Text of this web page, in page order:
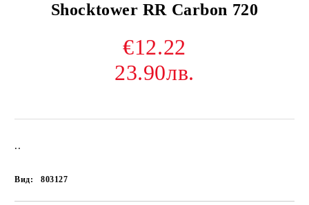
Shocktower RR Carbon 720
€12.22
23.90лв.
..
Вид: 803127